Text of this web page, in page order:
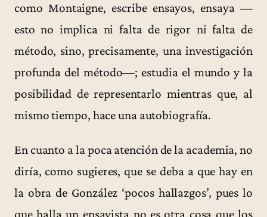
como Montaigne, escribe ensayos, ensaya —
esto no implica ni falta de rigor ni falta de
método, sino, precisamente, una investigación
profunda del método—; estudia el mundo y la
posibilidad de representarlo mientras que, al
mismo tiempo, hace una autobiografía.
En cuanto a la poca atención de la academia, no
diría, como sugieres, que se deba a que hay en
la obra de González ‘pocos hallazgos’, pues lo
que halla un ensayista no es otra cosa que los